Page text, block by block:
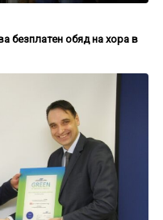
безплатен обяд на хора в